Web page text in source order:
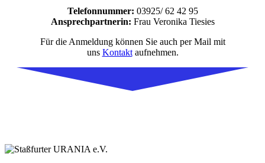
Telefonnummer: 03925/ 62 42 95
Ansprechpartnerin: Frau Veronika Tiesies
Für die Anmeldung können Sie auch per Mail mit
uns Kontaktaufnehmen.